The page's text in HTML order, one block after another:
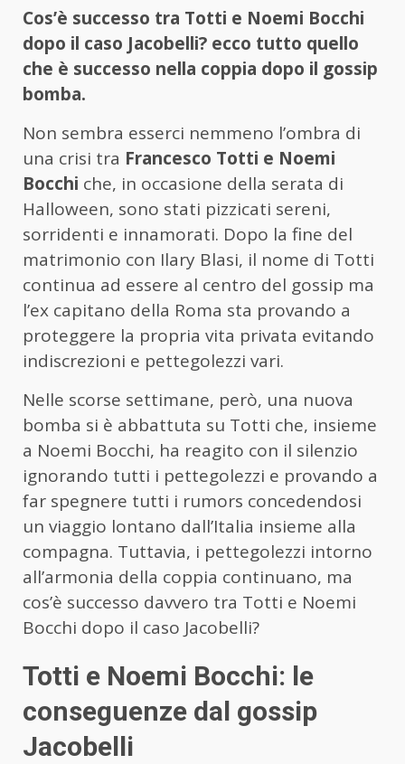
Cos’è successo tra Totti e Noemi Bocchi
dopo il caso Jacobelli? ecco tutto quello
che è successo nella coppia dopo il gossip
bomba.
Non sembra esserci nemmeno l’ombra di
una crisi tra Francesco Totti e Noemi
Bocchi che, in occasione della serata di
Halloween, sono stati pizzicati sereni,
sorridenti e innamorati. Dopo la fine del
matrimonio con Ilary Blasi, il nome di Totti
continua ad essere al centro del gossip ma
l’ex capitano della Roma sta provando a
proteggere la propria vita privata evitando
indiscrezioni e pettegolezzi vari.
Nelle scorse settimane, però, una nuova
bomba si è abbattuta su Totti che, insieme
a Noemi Bocchi, ha reagito con il silenzio
ignorando tutti i pettegolezzi e provando a
far spegnere tutti i rumors concedendosi
un viaggio lontano dall’Italia insieme alla
compagna. Tuttavia, i pettegolezzi intorno
all’armonia della coppia continuano, ma
cos’è successo davvero tra Totti e Noemi
Bocchi dopo il caso Jacobelli?
Totti e Noemi Bocchi: le
conseguenze dal gossip
Jacobelli